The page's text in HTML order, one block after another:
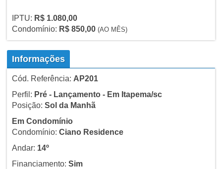
IPTU: R$ 1.080,00
Condomínio: R$ 850,00 (AO MÊS)
Informações
Cód. Referência: AP201
Perfil: Pré - Lançamento - Em Itapema/sc
Posição: Sol da Manhã
Em Condomínio
Condomínio: Ciano Residence
Andar: 14º
Financiamento: Sim